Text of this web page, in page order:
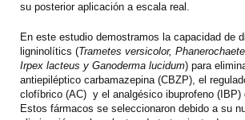
su posterior aplicación a escala real.
En este estudio demostramos la capacidad de
ligninolítics (Trametes versicolor,
Irpex lacteus y Ganoderma lucidum) para
antiepiléptico carbamazepina (CBZP), el
clofíbrico (AC) y el analgésico ibuprofeno (IBP)
Estos fármacos se seleccionaron debido a su